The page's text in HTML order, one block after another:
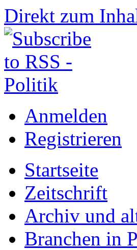
Direkt zum
Anmelden
Registrieren
Startseite
Zeitschrift
Archiv und
Branchen in